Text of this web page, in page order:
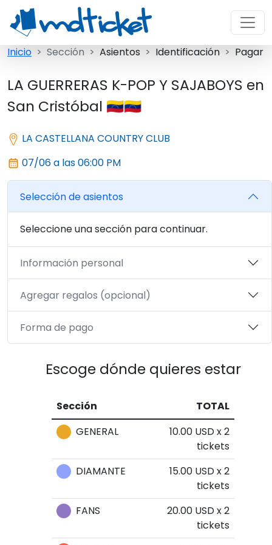
Inicio Sección Asientos Identificación Pagar
LA GUERRERAS K-POP Y SAJABOYS en
San Cristóbal 🇻🇪🇻🇪
LA CASTELLANA COUNTRY CLUB
07/06 a las 06:00 PM
Selección de asientos
Seleccione una sección para continuar.
Información personal
Agregar regalos (opcional)
Forma de pago
Escoge dónde quieres estar
Sección
TOTAL
GENERAL
10.00 USD x 2
tickets
DIAMANTE
15.00 USD x 2
tickets
FANS
20.00 USD x 2
tickets